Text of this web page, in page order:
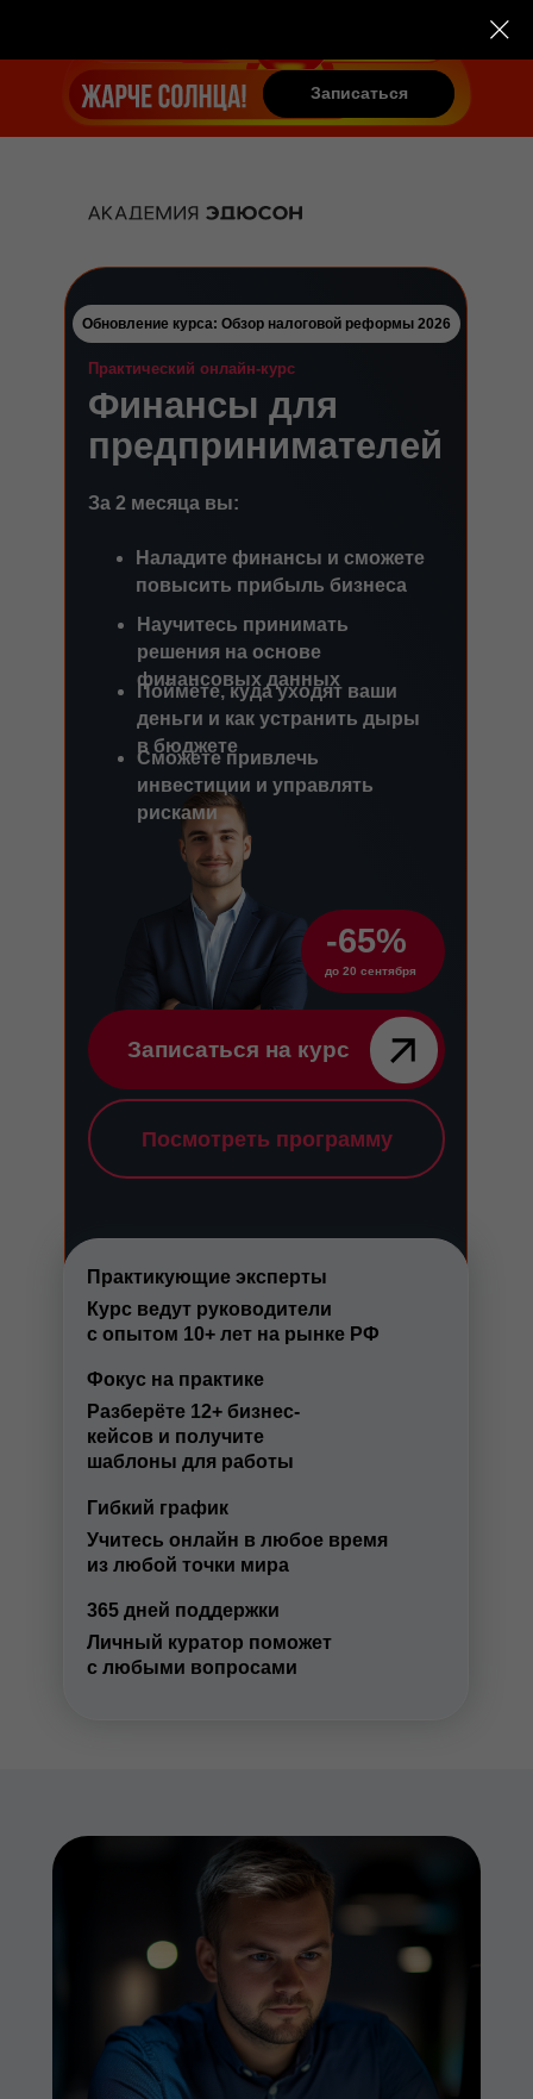
Записаться
Записаться
Финансы для
предпринимателей
Практический онлайн-курс
За 2 месяца вы:
Посмотреть программу
Наладите финансы и сможете
повысить прибыль бизнеса
Научитесь принимать
решения на основе
финансовых данных
Поймёте, куда уходят ваши
деньги и как устранить дыры
в бюджете
-65%
до 20 сентября
Сможете привлечь
инвестиции и управлять
рисками
Фокус на практике
Практикующие эксперты
Разберёте 12+ бизнес-
кейсов и получите
шаблоны для работы
Курс ведут руководители
с опытом 10+ лет на рынке РФ
365 дней поддержки
Гибкий график
Личный куратор поможет
с любыми вопросами
Учитесь онлайн в любое время
из любой точки мира
Записаться на курс
Обновление курса: Обзор налоговой реформы 2026